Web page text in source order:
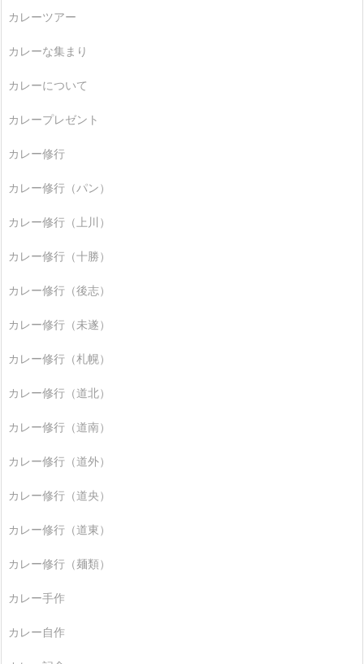
カレーツアー
カレーな集まり
カレーについて
カレープレゼント
カレー修行
カレー修行（パン）
カレー修行（上川）
カレー修行（十勝）
カレー修行（後志）
カレー修行（未遂）
カレー修行（札幌）
カレー修行（道北）
カレー修行（道南）
カレー修行（道外）
カレー修行（道央）
カレー修行（道東）
カレー修行（麺類）
カレー手作
カレー自作